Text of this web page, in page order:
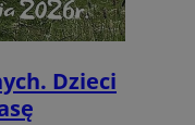
Dzieci